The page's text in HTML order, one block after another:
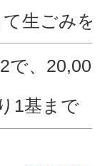
生ごみを
で、
1基まで